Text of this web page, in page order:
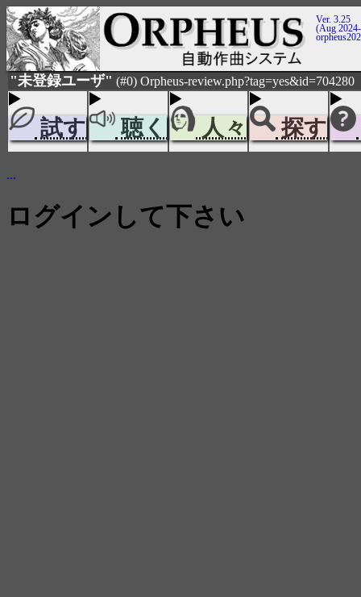
Ver. 3.25
(Aug
"未登録ユーザ" (#0) Orpheus-review.php?tag=yes&id=704280
試す 聴く 人々 探す
...
ログインして下さい